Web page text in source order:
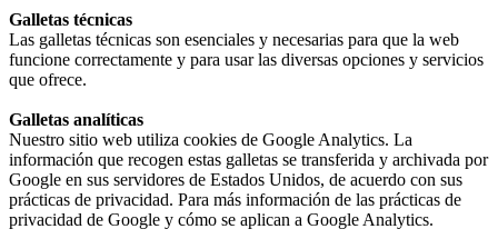
Galletas técnicas
Las galletas técnicas son esenciales y necesarias para que la web
funcione correctamente y para usar las diversas opciones y servicios
que ofrece.
Galletas analíticas
Nuestro sitio web utiliza cookies de Google Analytics. La
información que recogen estas galletas se transferida y archivada por
Google en sus servidores de Estados Unidos, de acuerdo con sus
prácticas de privacidad. Para más información de las prácticas de
privacidad de Google y cómo se aplican a Google Analytics.